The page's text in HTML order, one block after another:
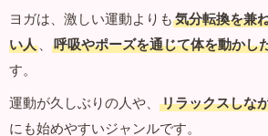
ヨガは、激しい運動よりも 気分転換を兼
い人 、 呼吸やポーズを通じて体を動かし
す。
運動が久しぶりの人や、
リラックスしな
にも始めやすいジャンルです。